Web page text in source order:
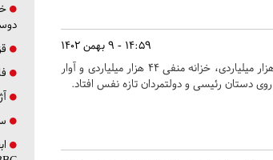
14:59 - 9 بهمن 1402
دولت که تحویل رئیسی شد کسری بودجه بیش از 300 هزار میلیاردی، خزانه منفی 44 هزار میلیاردی و آوار
دستان رئیسی و دولتمردان تازه نفس افتاد.